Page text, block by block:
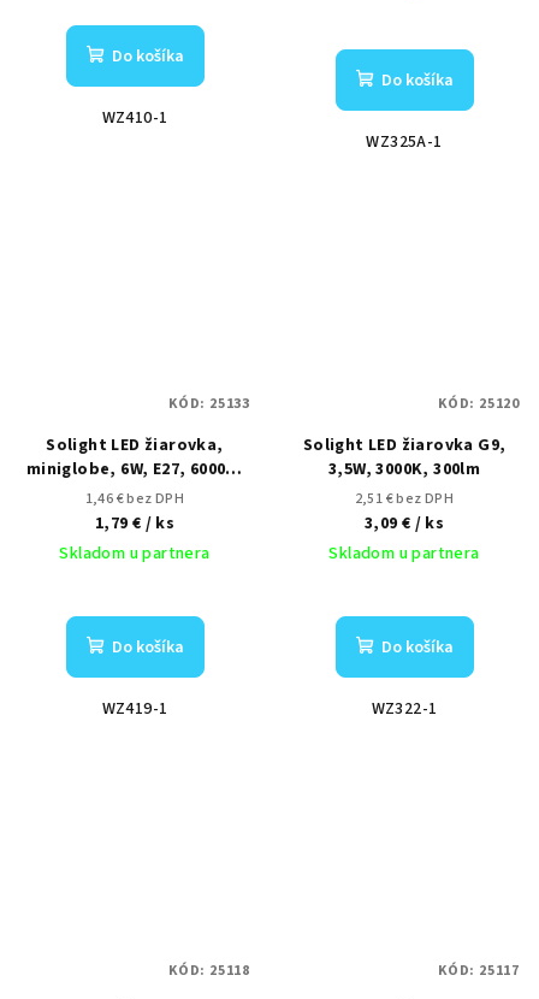
Do košíka
WZ410-1
Do košíka
WZ325A-1
Solight LED žiarovka,
miniglobe, 6W, E27, 6000K,
510lm
1,46 € bez DPH
1,79 € / ks
Skladom u partnera
Do košíka
WZ419-1
KÓD: 25133
Solight LED žiarovka G9,
3,5W, 3000K, 300lm
2,51 € bez DPH
3,09 € / ks
Skladom u partnera
Do košíka
WZ322-1
KÓD: 25120
KÓD: 25118 KÓD: 25117